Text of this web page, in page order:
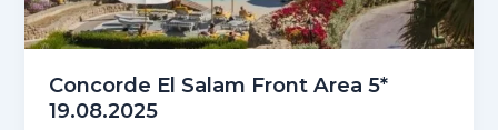
Concorde El Salam Front Area 5*
19.08.2025